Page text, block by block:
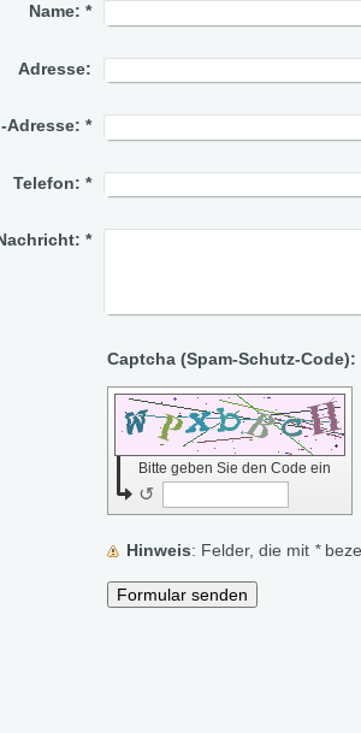
Name: *
Adresse:
Adresse: *
Telefon: *
*
Bitte geben Sie den Code ein
↺
Hinweis : Felder, die mit *